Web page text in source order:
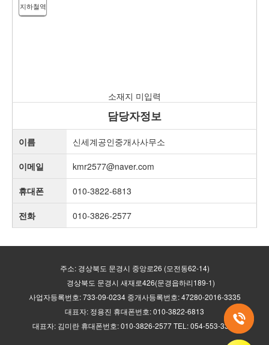
지하철역
소재지 미입력
담당자정보
이름 신세계공인중개사사무소
이메일 kmr2577@naver.com
휴대폰 010-3822-6813
전화 010-3826-2577
주소: 경상북도 문경시 중앙로26 (모전동62-14)
경상북도 문경시 새재로426(문경읍하리189-1)
사업자등록번호: 733-09-0234 중개사등록번호: 47280-2016-3335
대표자: 정용진 휴대폰번호: 010-3822-6813
대표자: 김미란 휴대폰번호: 010-3826-2577 TEL: 054-553-3335